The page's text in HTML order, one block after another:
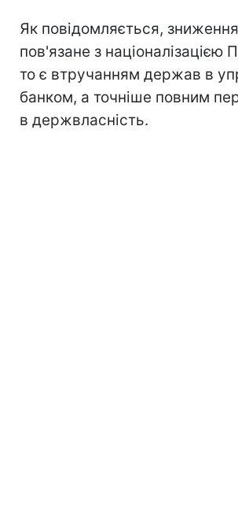
Як повідомляється,
пов'язане з націоналізацією
то є втручанням держав в
банком, а точніше повним
в держвласність.